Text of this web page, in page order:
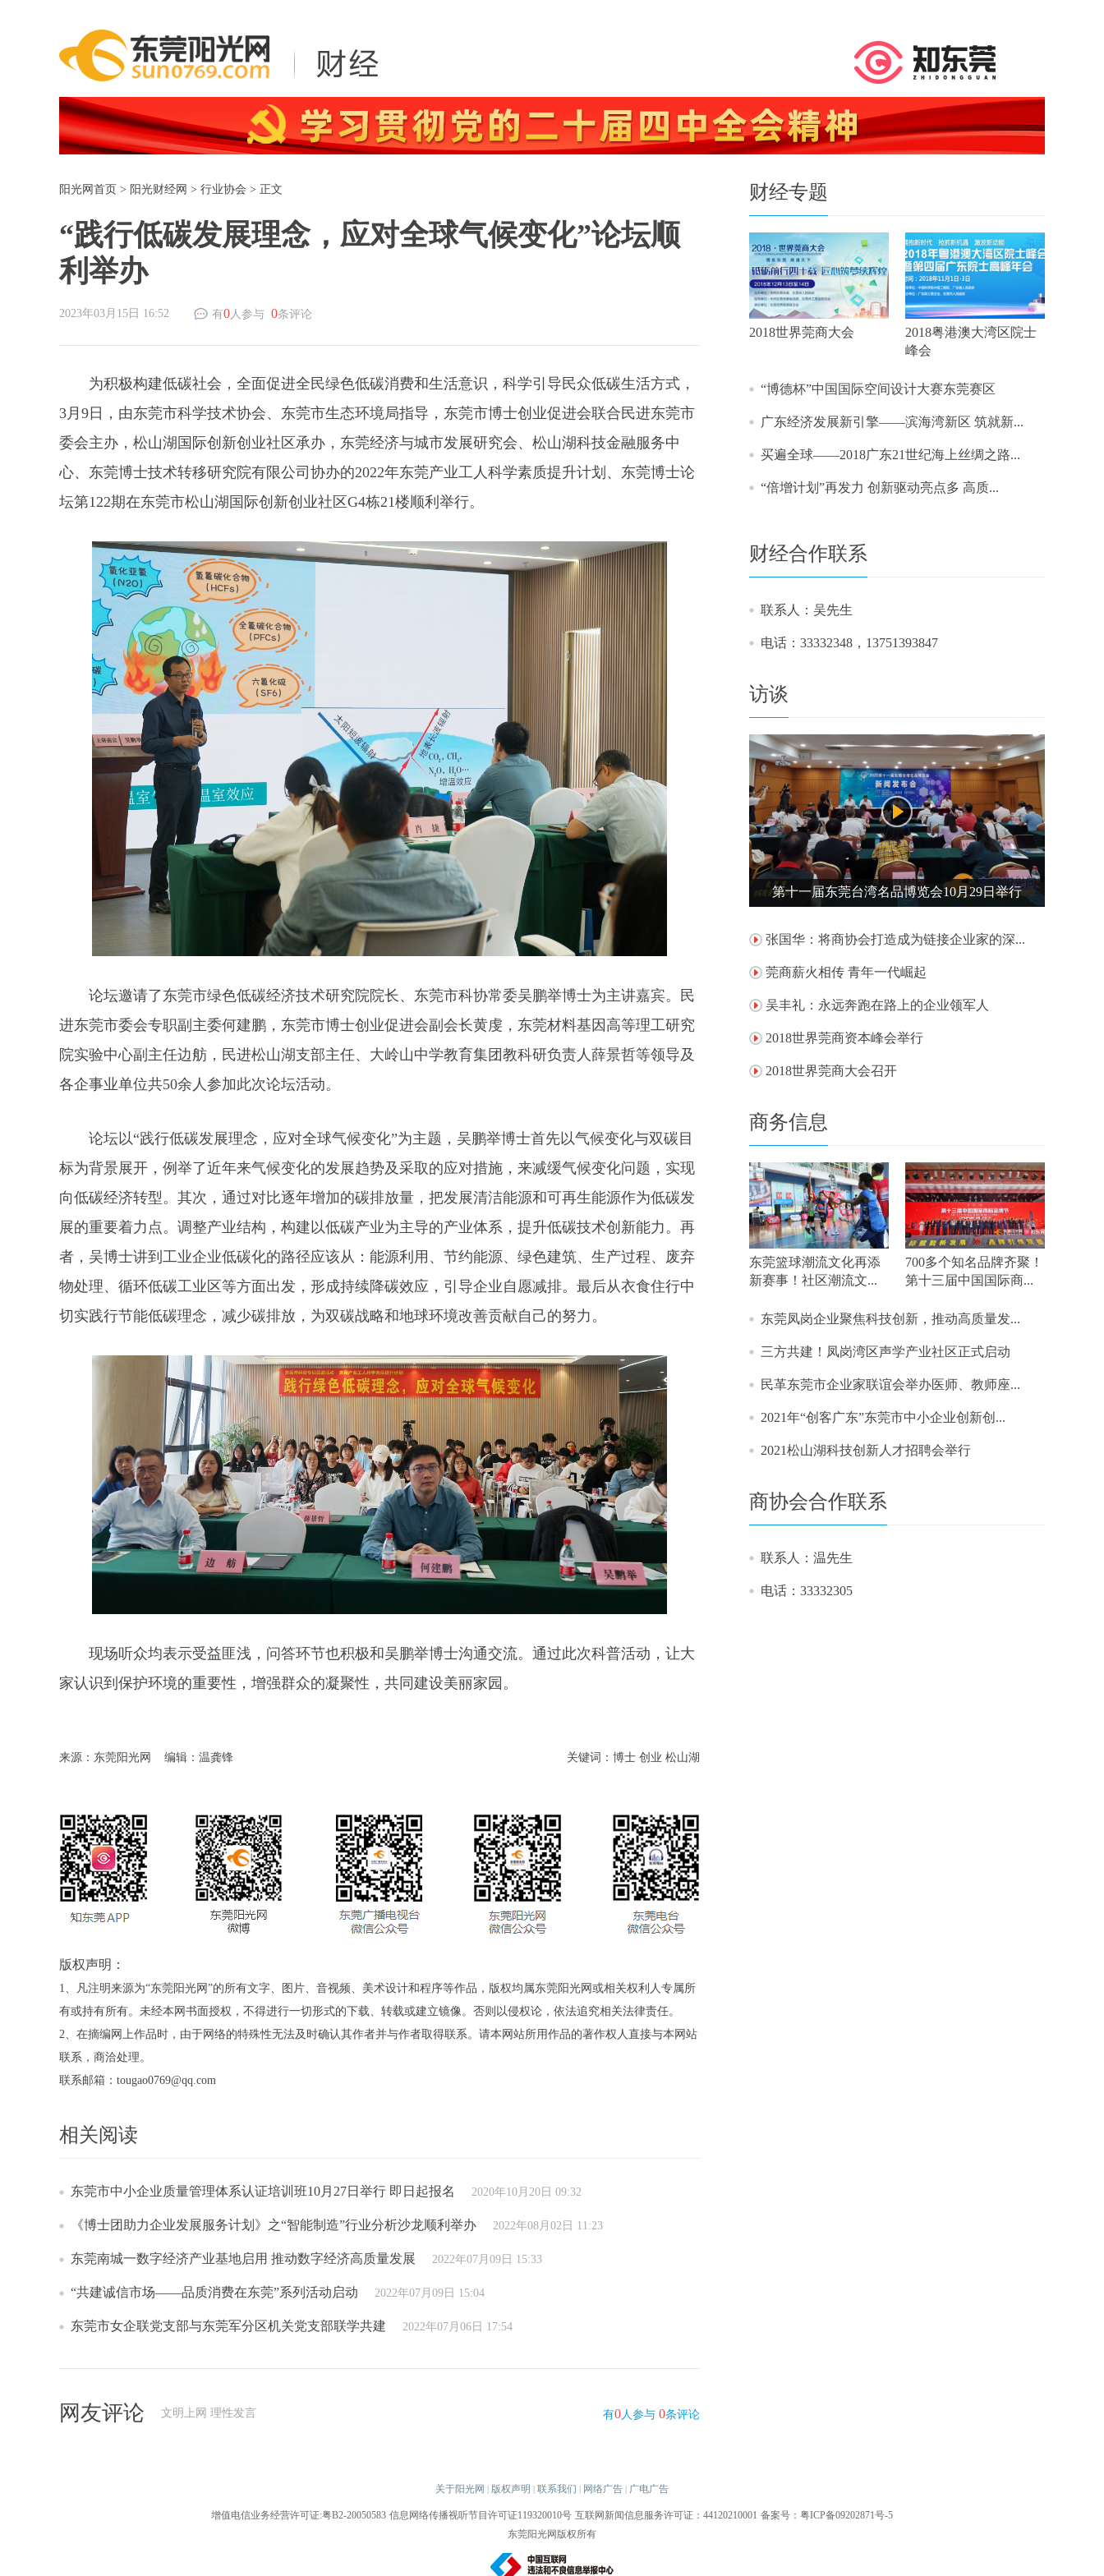
阳光网首页 > 阳光财经网 > 行业协会 > 正文
“践行低碳发展理念，应对全球气候变化”论坛顺
利举办
2023年03月15日 16:52 有0人参与 0条评论
为积极构建低碳社会，全面促进全民绿色低碳消费和生活意识，科学引导民众低碳生活方式，
3月9日，由东莞市科学技术协会、东莞市生态环境局指导，东莞市博士创业促进会联合民进东莞市
委会主办，松山湖国际创新创业社区承办，东莞经济与城市发展研究会、松山湖科技金融服务中
心、东莞博士技术转移研究院有限公司协办的2022年东莞产业工人科学素质提升计划、东莞博士论
坛第122期在东莞市松山湖国际创新创业社区G4栋21楼顺利举行。
论坛邀请了东莞市绿色低碳经济技术研究院院长、东莞市科协常委吴鹏举博士为主讲嘉宾。民
进东莞市委会专职副主委何建鹏，东莞市博士创业促进会副会长黄虔，东莞材料基因高等理工研究
院实验中心副主任边舫，民进松山湖支部主任、大岭山中学教育集团教科研负责人薛景哲等领导及
各企事业单位共50余人参加此次论坛活动。
论坛以“践行低碳发展理念，应对全球气候变化”为主题，吴鹏举博士首先以气候变化与双碳目
标为背景展开，例举了近年来气候变化的发展趋势及采取的应对措施，来减缓气候变化问题，实现
向低碳经济转型。其次，通过对比逐年增加的碳排放量，把发展清洁能源和可再生能源作为低碳发
展的重要着力点。调整产业结构，构建以低碳产业为主导的产业体系，提升低碳技术创新能力。再
者，吴博士讲到工业企业低碳化的路径应该从：能源利用、节约能源、绿色建筑、生产过程、废弃
物处理、循环低碳工业区等方面出发，形成持续降碳效应，引导企业自愿减排。最后从衣食住行中
切实践行节能低碳理念，减少碳排放，为双碳战略和地球环境改善贡献自己的努力。
现场听众均表示受益匪浅，问答环节也积极和吴鹏举博士沟通交流。通过此次科普活动，让大
家认识到保护环境的重要性，增强群众的凝聚性，共同建设美丽家园。
来源：东莞阳光网 编辑：温龚锋 关键词：博士 创业 松山湖
版权声明：
1、凡注明来源为“东莞阳光网”的所有文字、图片、音视频、美术设计和程序等作品，版权均属东莞阳光网或相关权利人专属所
有或持有所有。未经本网书面授权，不得进行一切形式的下载、转载或建立镜像。否则以侵权论，依法追究相关法律责任。
2、在摘编网上作品时，由于网络的特殊性无法及时确认其作者并与作者取得联系。请本网站所用作品的著作权人直接与本网站
联系，商洽处理。
联系邮箱：tougao0769@qq.com
相关阅读
东莞市中小企业质量管理体系认证培训班10月27日举行 即日起报名 2020年10月20日 09:32
《博士团助力企业发展服务计划》之“智能制造”行业分析沙龙顺利举办 2022年08月02日 11:23
东莞南城一数字经济产业基地启用 推动数字经济高质量发展 2022年07月09日 15:33
“共建诚信市场——品质消费在东莞”系列活动启动 2022年07月09日 15:04
东莞市女企联党支部与东莞军分区机关党支部联学共建 2022年07月06日 17:54
网友评论 文明上网 理性发言 有0人参与 0条评论
财经专题
2018世界莞商大会
2018粤港澳大湾区院士
峰会
“博德杯”中国国际空间设计大赛东莞赛区
广东经济发展新引擎——滨海湾新区 筑就新...
买遍全球——2018广东21世纪海上丝绸之路...
“倍增计划”再发力 创新驱动亮点多 高质...
财经合作联系
联系人：吴先生
电话：33332348，13751393847
访谈
第十一届东莞台湾名品博览会10月29日举行
张国华：将商协会打造成为链接企业家的深...
莞商薪火相传 青年一代崛起
吴丰礼：永远奔跑在路上的企业领军人
2018世界莞商资本峰会举行
2018世界莞商大会召开
商务信息
东莞篮球潮流文化再添
新赛事！社区潮流文...
700多个知名品牌齐聚！
第十三届中国国际商...
东莞凤岗企业聚焦科技创新，推动高质量发...
​三方共建！凤岗湾区声学产业社区正式启动
民革东莞市企业家联谊会举办医师、教师座...
2021年“创客广东”东莞市中小企业创新创...
2021松山湖科技创新人才招聘会举行
商协会合作联系
联系人：温先生
电话：33332305
关于阳光网 版权声明 联系我们 网络广告 广电广告
增值电信业务经营许可证:粤B2-20050583 信息网络传播视听节目许可证119320010号 互联网新闻信息服务许可证：44120210001 备案号：粤ICP备09202871号-5
东莞阳光网版权所有